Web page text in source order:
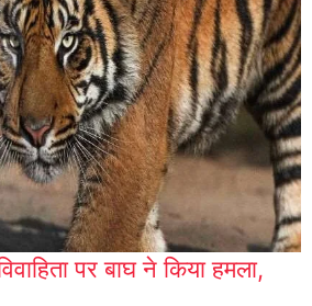
पर बाघ ने किया हमला,